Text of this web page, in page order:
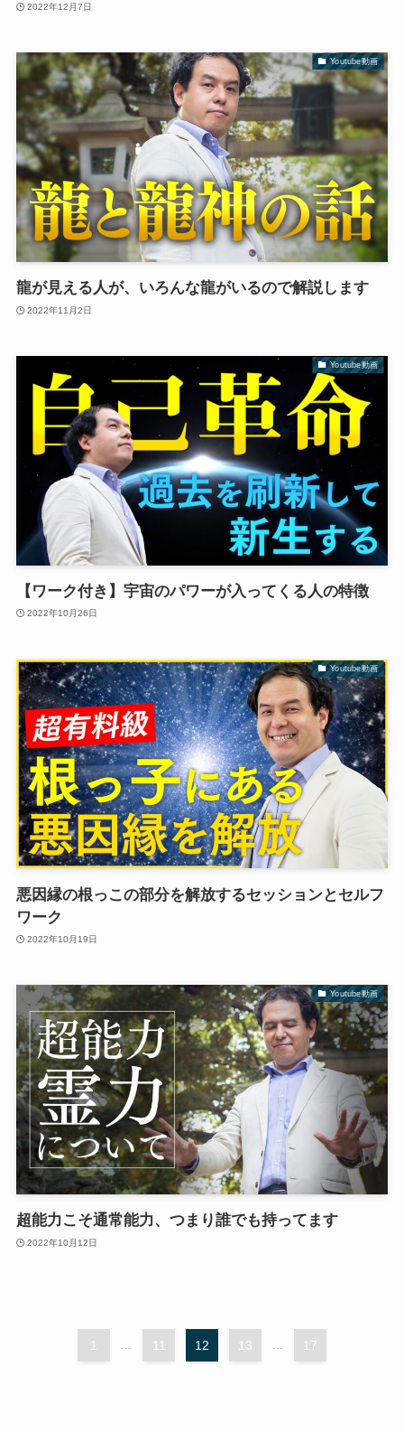
2022年12月7日
Youtube動画
龍が見える人が、いろんな龍がいるので解説します
2022年11月2日
Youtube動画
【ワーク付き】宇宙のパワーが入ってくる人の特徴
2022年10月26日
Youtube動画
悪因縁の根っこの部分を解放するセッションとセルフ
ワーク
2022年10月19日
Youtube動画
超能力こそ通常能力、つまり誰でも持ってます
2022年10月12日
1 ... 11 12 13 ... 17